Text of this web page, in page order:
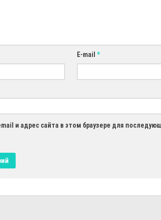
E-mail*
и адрес сайта в этом браузере для